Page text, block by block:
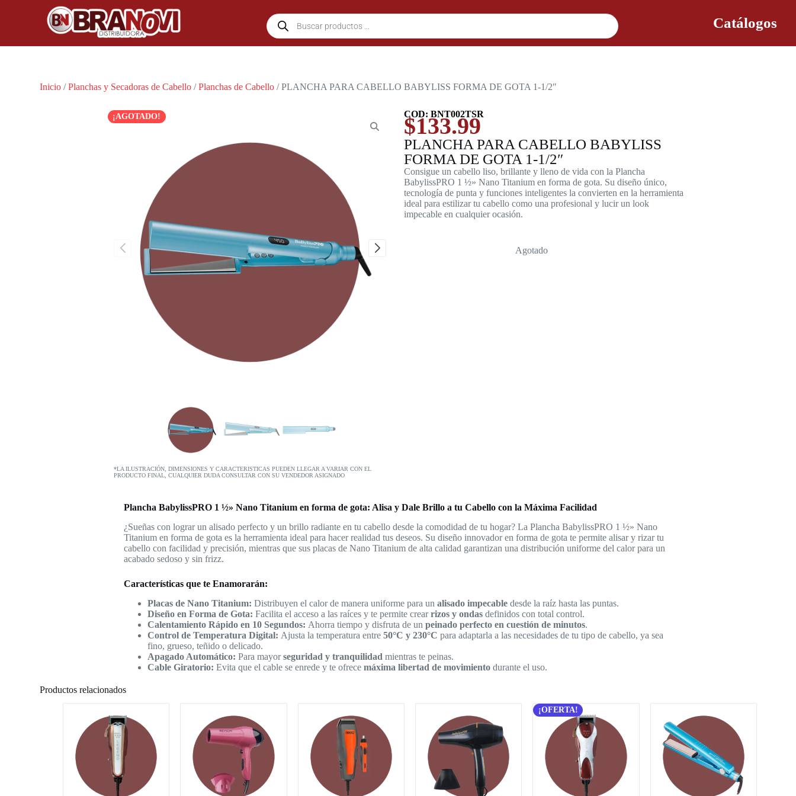
Catálogos
Inicio /Planchas y Secadoras de Cabello /Planchas de Cabello / PLANCHA PARA CABELLO BABYLISS FORMA DE GOTA 1-1/2″
¡AGOTADO!
*LA ILUSTRACIÓN, DIMENSIONES Y CARACTERISTICAS PUEDEN LLEGAR A VARIAR CON EL
PRODUCTO FINAL, CUALQUIER DUDA CONSULTAR CON SU VENDEDOR ASIGNADO
COD: BNT002TSR
$133.99
PLANCHA PARA CABELLO BABYLISS
FORMA DE GOTA 1-1/2″
Consigue un cabello liso, brillante y lleno de vida con la Plancha
BabylissPRO 1 ½» Nano Titanium en forma de gota. Su diseño único,
tecnología de punta y funciones inteligentes la convierten en la herramienta
ideal para estilizar tu cabello como una profesional y lucir un look
impecable en cualquier ocasión.
Agotado
Plancha BabylissPRO 1 ½» Nano Titanium en forma de gota: Alisa y Dale Brillo a tu Cabello con la Máxima Facilidad
¿Sueñas con lograr un alisado perfecto y un brillo radiante en tu cabello desde la comodidad de tu hogar? La Plancha BabylissPRO 1 ½» Nano
Titanium en forma de gota es la herramienta ideal para hacer realidad tus deseos. Su diseño innovador en forma de gota te permite alisar y rizar tu
cabello con facilidad y precisión, mientras que sus placas de Nano Titanium de alta calidad garantizan una distribución uniforme del calor para un
acabado sedoso y sin frizz.
Características que te Enamorarán:
Placas de Nano Titanium: Distribuyen el calor de manera uniforme para un alisado impecabledesde la raíz hasta las puntas.
Diseño en Forma de Gota: Facilita el acceso a las raíces y te permite crearrizos y ondasdefinidos con total control.
Calentamiento Rápido en 10 Segundos: Ahorra tiempo y disfruta de un peinado perfecto en cuestión de minutos.
Control de Temperatura Digital: Ajusta la temperatura entre 50°C y 230°C para adaptarla a las necesidades de tu tipo de cabello, ya sea
fino, grueso, teñido o delicado.
Apagado Automático: Para mayorseguridad y tranquilidad mientras te peinas.
Cable Giratorio: Evita que el cable se enrede y te ofrece máxima libertad de movimientodurante el uso.
Productos relacionados
¡OFERTA!